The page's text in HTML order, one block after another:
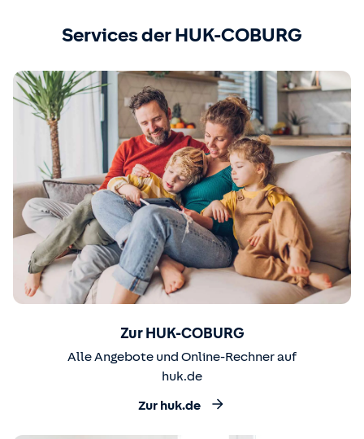
Services der HUK-COBURG
Zur HUK-COBURG
Alle Angebote und Online-Rechner auf
huk.de
Zur huk.de